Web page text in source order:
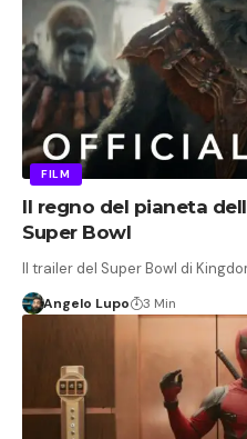
FILM
Il regno del pianeta
Super Bowl
Il trailer del Super Bowl di
Angelo Lupo 3 Min